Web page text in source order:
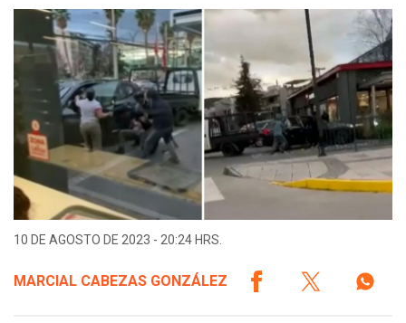
10 DE AGOSTO DE 2023 - 20:24 HRS.
MARCIAL CABEZAS GONZÁLEZ